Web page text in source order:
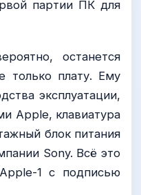
партии ПК для
останется
только плату. Ему
эксплуатации,
Apple, клавиатура
блок питания
Sony. Всё это
1 с подписью